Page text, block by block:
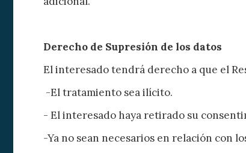
Derecho de Supresión de los datos
El interesado tendrá derecho a que el
-El tratamiento sea ilícito.
- El interesado haya retirado su
-Ya no sean necesarios en relación con